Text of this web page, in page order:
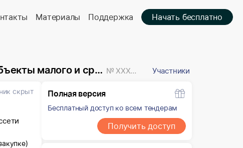
Материалы Поддержка Начать бесплатно
предпринимательства № XXXXXXX Участники
скрыт Полная версия
Бесплатный доступ ко всем тендерам
Получить доступ